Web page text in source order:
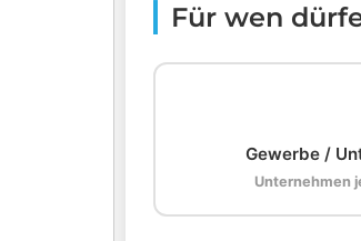
Für wen
Gewerbe /
Unternehmen